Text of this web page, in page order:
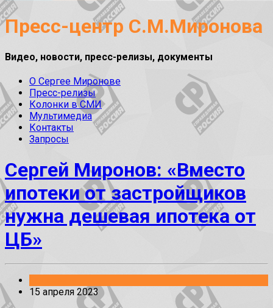
Пресс-центр С.М.Миронова
Видео, новости, пресс-релизы, документы
О Сергее Миронове
Пресс-релизы
Колонки в СМИ
Мультимедиа
Контакты
Запросы
Сергей Миронов: «Вместо
ипотеки от застройщиков
нужна дешевая ипотека от
ЦБ»
15 апреля 2023